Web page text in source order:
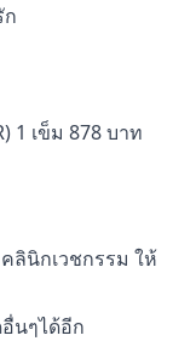
1 เข็ม 878 บาท
ลินิกเวชกรรม ให้
นๆได้อีก